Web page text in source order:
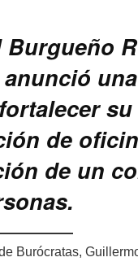
de
de un
Burócratas,